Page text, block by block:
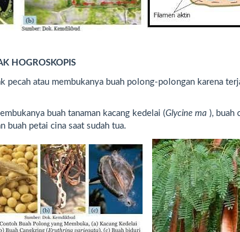
HOGROSKOPIS
pecah atau membukanya buah polong-polongan karena
buah tanaman kacang kedelai (Glycine ma ), buah
buah petai cina saat sudah tua.